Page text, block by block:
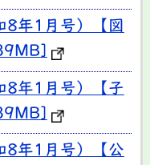
年1月号）【図
8年1月号）【子
8年1月号）【公